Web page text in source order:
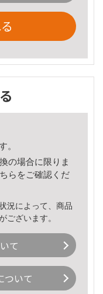
。
の場合に限りま
ら をご確認くだ
況によって、商品
ございます。
て
ついて